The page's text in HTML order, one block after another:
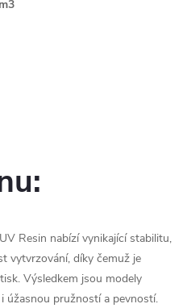
Resin nabízí vynikající stabilitu,
vytvrzování, díky čemuž je
Výsledkem jsou modely
úžasnou pružností a pevností.